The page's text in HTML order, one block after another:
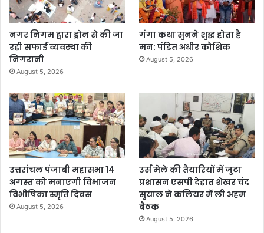
नगर निगम द्वारा ड्रोन से की जा
रही सफाई व्यवस्था की
निगरानी
August 5, 2026
गंगा कथा सुनने शुद्ध होता है
मन: पंडित अधीर कौशिक
August 5, 2026
उत्तरांचल पंजाबी महासभा 14
अगस्त को मनाएगी विभाजन
विभीषिका स्मृति दिवस
August 5, 2026
उर्स मेले की तैयारियों में जुटा
प्रशासन एसपी देहात शेखर चंद
सुयाल ने कलियर में ली अहम
बैठक
August 5, 2026